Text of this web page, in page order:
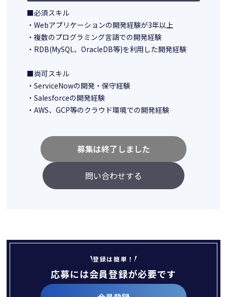
■必須スキル
・Webアプリケーションの開発経験が3年以上
・複数のプログラミング言語での開発経験
・RDB(MySQL、OracleDB等)を利用した開発経験
■尚可スキル
・ServiceNowの開発・保守経験
・Salesforceの開発経験
・AWS、GCP等のクラウド環境での開発経験
問い合わせする
募集は終了しました
登録は簡単！
応募には会員登録が必要です